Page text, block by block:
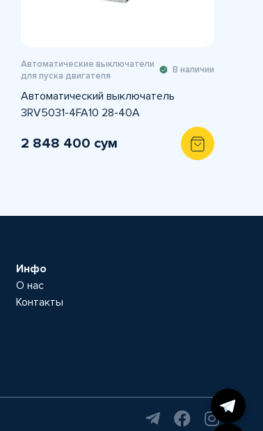
Автоматические выключатели
для пуска двигателя
В наличии
Автоматический выключатель
3RV5031-4FA10 28-40A
2 848 400 сум
Инфо
О нас
Контакты